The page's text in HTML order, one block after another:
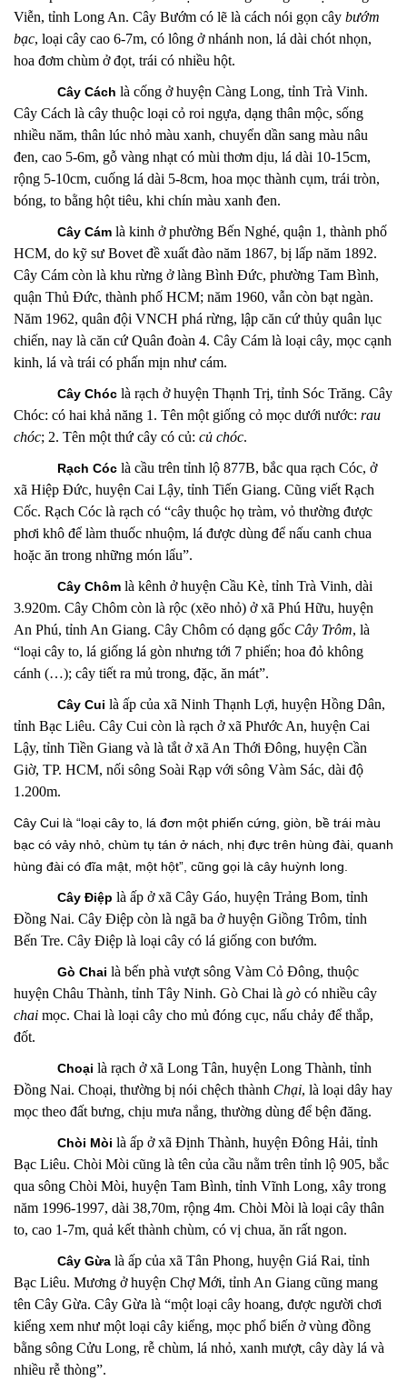
Viễn, tỉnh Long An. Cây Bướm có lẽ là cách nói gọn cây bướm
bạc, loại cây cao 6-7m, có lông ở nhánh non, lá dài chót nhọn,
hoa đơm chùm ở đọt, trái có nhiều hột.
Cây Cách là cống ở huyện Càng Long, tỉnh Trà Vinh.
Cây Cách là cây thuộc loại cỏ roi ngựa, dạng thân mộc, sống
nhiều năm, thân lúc nhỏ màu xanh, chuyển dần sang màu nâu
đen, cao 5-6m, gỗ vàng nhạt có mùi thơm dịu, lá dài 10-15cm,
rộng 5-10cm, cuống lá dài 5-8cm, hoa mọc thành cụm, trái tròn,
bóng, to bằng hột tiêu, khi chín màu xanh đen.
Cây Cám là kinh ở phường Bến Nghé, quận 1, thành phố
HCM, do kỹ sư Bovet đề xuất đào năm 1867, bị lấp năm 1892.
Cây Cám còn là khu rừng ở làng Bình Đức, phường Tam Bình,
quận Thủ Đức, thành phố HCM; năm 1960, vẫn còn bạt ngàn.
Năm 1962, quân đội VNCH phá rừng, lập căn cứ thủy quân lục
chiến, nay là căn cứ Quân đoàn 4. Cây Cám là loại cây, mọc cạnh
kinh, lá và trái có phấn mịn như cám.
Cây Chóc là rạch ở huyện Thạnh Trị, tỉnh Sóc Trăng. Cây
Chóc: có hai khả năng 1. Tên một giống cỏ mọc dưới nước: rau
chóc; 2. Tên một thứ cây có củ: củ chóc.
Rạch Cóc là cầu trên tỉnh lộ 877B, bắc qua rạch Cóc, ở
xã Hiệp Đức, huyện Cai Lậy, tỉnh Tiến Giang. Cũng viết Rạch
Cốc. Rạch Cóc là rạch có “cây thuộc họ tràm, vỏ thường được
phơi khô để làm thuốc nhuộm, lá được dùng để nấu canh chua
hoặc ăn trong những món lẩu”.
Cây Chôm là kênh ở huyện Cầu Kè, tỉnh Trà Vinh, dài
3.920m. Cây Chôm còn là rộc (xẽo nhỏ) ở xã Phú Hữu, huyện
An Phú, tỉnh An Giang. Cây Chôm có dạng gốc Cây Trôm, là
“loại cây to, lá giống lá gòn nhưng tới 7 phiến; hoa đỏ không
cánh (…); cây tiết ra mủ trong, đặc, ăn mát”.
Cây Cui là ấp của xã Ninh Thạnh Lợi, huyện Hồng Dân,
tỉnh Bạc Liêu. Cây Cui còn là rạch ở xã Phước An, huyện Cai
Lậy, tỉnh Tiền Giang và là tắt ở xã An Thới Đông, huyện Cần
Giờ, TP. HCM, nối sông Soài Rạp với sông Vàm Sác, dài độ
1.200m.
Cây Cui là “loại cây to, lá đơn một phiến cứng, giòn, bề trái màu
bạc có vảy nhỏ, chùm tụ tán ở nách, nhị đực trên hùng đài, quanh
hùng đài có đĩa mật, một hột”, cũng gọi là cây huỳnh long.
Cây Điệp là ấp ở xã Cây Gáo, huyện Trảng Bom, tỉnh
Đồng Nai. Cây Điệp còn là ngã ba ở huyện Giồng Trôm, tỉnh
Bến Tre. Cây Điệp là loại cây có lá giống con bướm.
Gò Chai là bến phà vượt sông Vàm Cỏ Đông, thuộc
huyện Châu Thành, tỉnh Tây Ninh. Gò Chai là gò có nhiều cây
chai mọc. Chai là loại cây cho mủ đóng cục, nấu chảy để thắp,
đốt.
Choại là rạch ở xã Long Tân, huyện Long Thành, tỉnh
Đồng Nai. Choại, thường bị nói chệch thành Chại, là loại dây hay
mọc theo đất bưng, chịu mưa nắng, thường dùng để bện đăng.
Chòi Mòi là ấp ở xã Định Thành, huyện Đông Hải, tỉnh
Bạc Liêu. Chòi Mòi cũng là tên của cầu nằm trên tỉnh lộ 905, bắc
qua sông Chòi Mòi, huyện Tam Bình, tỉnh Vĩnh Long, xây trong
năm 1996-1997, dài 38,70m, rộng 4m. Chòi Mòi là loại cây thân
to, cao 1-7m, quả kết thành chùm, có vị chua, ăn rất ngon.
Cây Gừa là ấp của xã Tân Phong, huyện Giá Rai, tỉnh
Bạc Liêu. Mương ở huyện Chợ Mới, tỉnh An Giang cũng mang
tên Cây Gừa. Cây Gừa là “một loại cây hoang, được người chơi
kiểng xem như một loại cây kiểng, mọc phổ biến ở vùng đồng
bằng sông Cửu Long, rễ chùm, lá nhỏ, xanh mượt, cây dày lá và
nhiều rễ thòng”.